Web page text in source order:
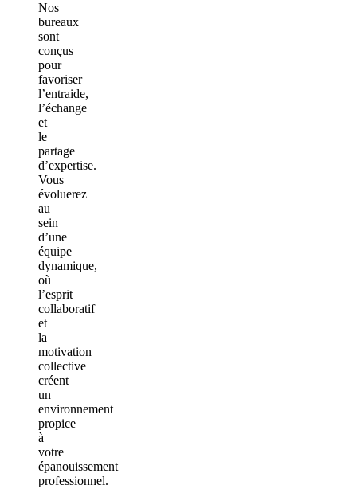
Nos
bureaux
sont
conçus
pour
favoriser
l’entraide,
l’échange
et
le
partage
d’expertise.
Vous
évoluerez
au
sein
d’une
équipe
dynamique,
où
l’esprit
collaboratif
et
la
motivation
collective
créent
un
environnement
propice
à
votre
épanouissement
professionnel.